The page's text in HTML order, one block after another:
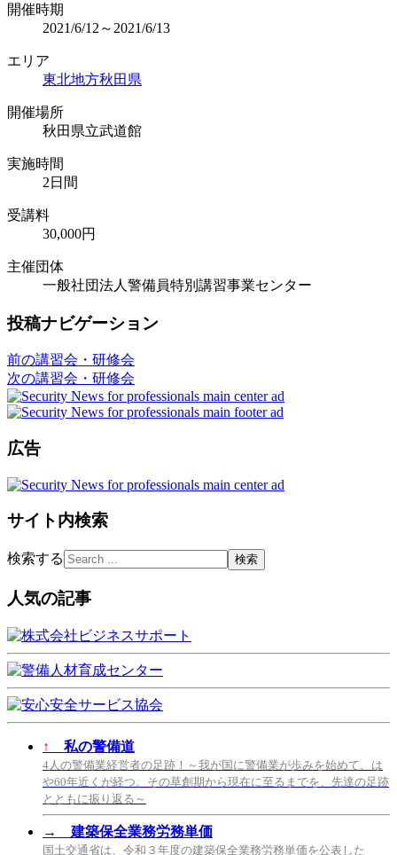
開催時期
2021/6/12～2021/6/13
エリア
東北地方秋田県
開催場所
秋田県立武道館
実施時間
2日間
受講料
30,000円
主催団体
一般社団法人警備員特別講習事業センター
投稿ナビゲーション
前の講習会・研修会
次の講習会・研修会
広告
サイト内検索
検索する
人気の記事
↑ 私の警備道
4人の警備業経営者の足跡！～我が国に警備業が歩みを始めて、は
や60年近くが経つ。その草創期から現在に至るまでを、先達の足跡
とともに振り返る～
→ 建築保全業務労務単価
国土交通省は、令和３年度の建築保全業務労務単価を公表した